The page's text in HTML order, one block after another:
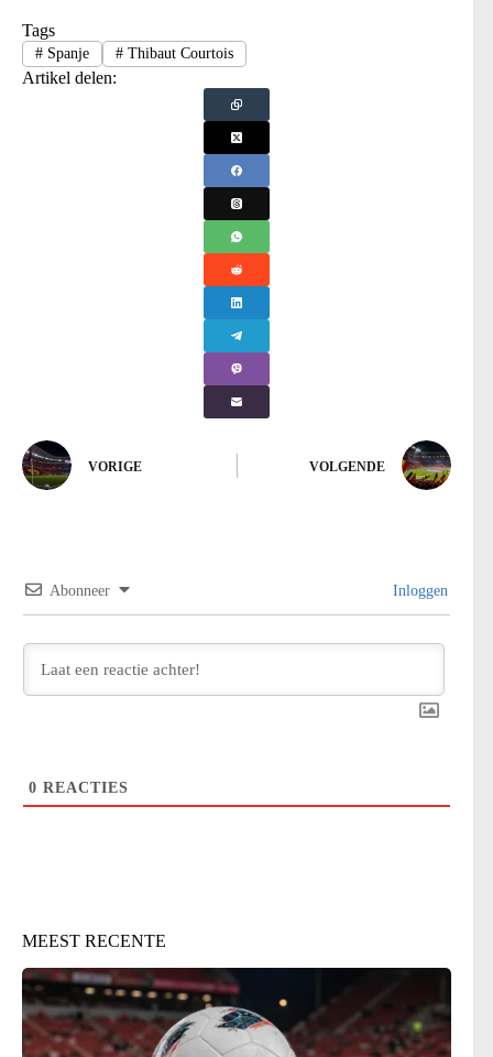
Tags
#Spanje #Thibaut Courtois
Artikel delen:
VORIGE VOLGENDE
Abonneer Inloggen
0 REACTIES
MEEST RECENTE